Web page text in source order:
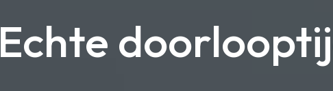
Echte